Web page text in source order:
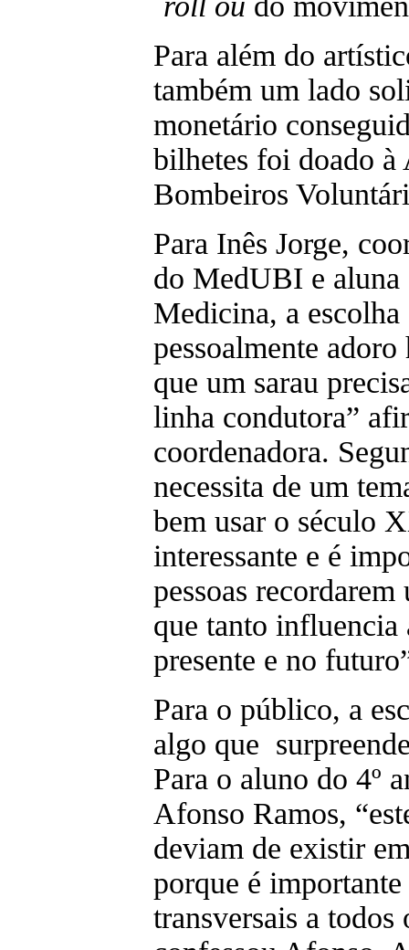
Para além do
também um lado
monetário
bilhetes foi doado à
Bombeiros
Para Inês Jorge,
do MedUBI e aluna
Medicina, a
pessoalmente
que um sarau
linha condutora”
coordenadora.
necessita de um
bem usar o século
interessante e é
pessoas recordarem
que tanto influencia
presente e no
Para o público, a
algo que
Para o aluno do 4º
Afonso Ramos,
deviam de existir
porque é
transversais a todos